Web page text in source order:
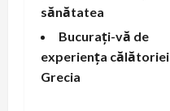
sănătatea
Bucurați-vă de
experiența călătoriei
Grecia